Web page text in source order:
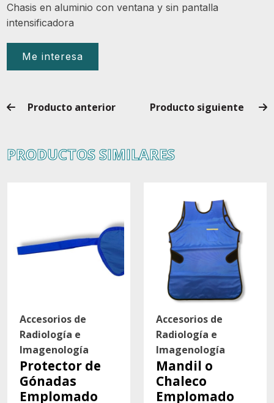
Chasis en aluminio con ventana y sin pantalla
intensificadora
Me interesa
Producto anterior Producto siguiente
PRODUCTOS SIMILARES
Accesorios de
Radiología e
Imagenología
Protector de
Gónadas
Emplomado
Accesorios de
Radiología e
Imagenología
Mandil o
Chaleco
Emplomado